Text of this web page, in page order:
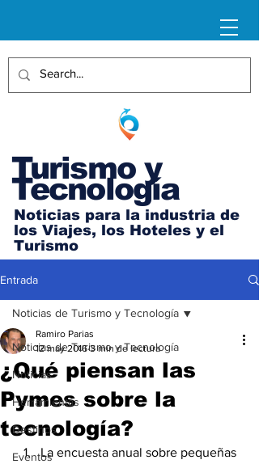
Turismo y
Tecnología
Noticias para la industria de
los Viajes, los Hoteles y el
Turismo
Entrada
Noticias de Turismo y Tecnología
Noticias
Herramientas
Destinos
Eventos
Noticias de Turismo y Tecnología
¿Qué piensan las
Pymes sobre la
tecnología?
Ramiro Parias
12 may 2016 3 min de lectura
La encuesta anual sobre pequeñas